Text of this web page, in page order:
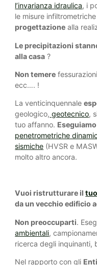
l’invarianza idraulica, i
le misure
progettazione alla
Le precipitazioni
alla casa ?
Non temere
ecc…. !
La venticinquennale
geologico, geotecnico,
tuo affanno. Eseguiamo
penetrometriche
sismiche (HVSR e
molto altro ancora.
Vuoi ristrutturare il
da un vecchio edificio
Non preoccuparti.
ambientali,
ricerca degli inquinanti,
Nel rapporto con gli